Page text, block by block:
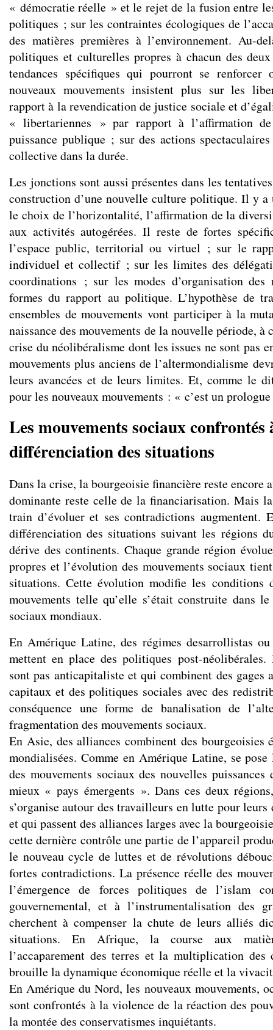
« démocratie réelle » et le rejet de la fusion entre
politiques ; sur les contraintes écologiques de
des matières premières à l’environnement. Au-
politiques et culturelles propres à chacun des
tendances spécifiques qui pourront se renforcer
nouveaux mouvements insistent plus sur les
rapport à la revendication de justice sociale et
« libertariennes » par rapport à l’affirmation
puissance publique ; sur des actions
collective dans la durée.
Les jonctions sont aussi présentes dans les
construction d’une nouvelle culture politique. Il y a
le choix de l’horizontalité, l’affirmation de la
aux activités autogérées. Il reste de fortes
l’espace public, territorial ou virtuel ; sur le
individuel et collectif ; sur les limites des
coordinations ; sur les modes d’organisation
formes du rapport au politique. L’hypothèse de
ensembles de mouvements vont participer à la
naissance des mouvements de la nouvelle période, à
crise du néolibéralisme dont les issues ne sont pas
mouvements plus anciens de l’altermondialisme
leurs avancées et de leurs limites. Et, comme le
pour les nouveaux mouvements : « c’est un
Les mouvements sociaux confrontés
différenciation des situations
Dans la crise, la bourgeoisie financière reste encore
dominante reste celle de la financiarisation. Mais
train d’évoluer et ses contradictions augmentent.
différenciation des situations suivant les régions
dérive des continents. Chaque grande région
propres et l’évolution des mouvements sociaux
situations. Cette évolution modifie les conditions
mouvements telle qu’elle s’était construite dans
sociaux mondiaux.
En Amérique Latine, des régimes desarrollistas ou
mettent en place des politiques post-
sont pas anticapitaliste et qui combinent des gages
capitaux et des politiques sociales avec des
conséquence une forme de banalisation de
fragmentation des mouvements sociaux.
En Asie, des alliances combinent des bourgeoisies
mondialisées. Comme en Amérique Latine, se
des mouvements sociaux des nouvelles puissances
mieux « pays émergents ». Dans ces deux
s’organise autour des travailleurs en lutte pour
et qui passent des alliances larges avec la
cette dernière contrôle une partie de l’appareil
le nouveau cycle de luttes et de révolutions
fortes contradictions. La présence réelle des
l’émergence de forces politiques de l’islam
gouvernemental, et à l’instrumentalisation des
cherchent à compenser la chute de leurs alliés
situations. En Afrique, la course aux
l’accaparement des terres et la multiplication
brouille la dynamique économique réelle et la
En Amérique du Nord, les nouveaux mouvements,
sont confrontés à la violence de la réaction des
la montée des conservatismes inquiétants.